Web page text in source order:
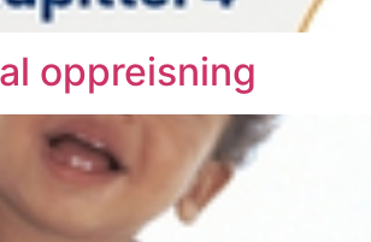
oppreisning